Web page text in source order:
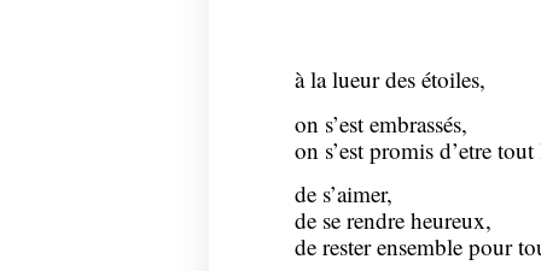
à la lueur des étoiles,
on s’est embrassés,
on s’est promis d’etre
de s’aimer,
de se rendre heureux,
de rester ensemble pour